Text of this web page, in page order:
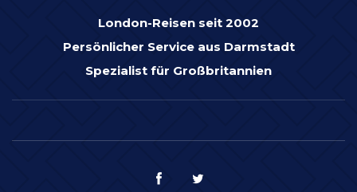
London-Reisen seit 2002
Persönlicher Service aus Darmstadt
Spezialist für Großbritannien